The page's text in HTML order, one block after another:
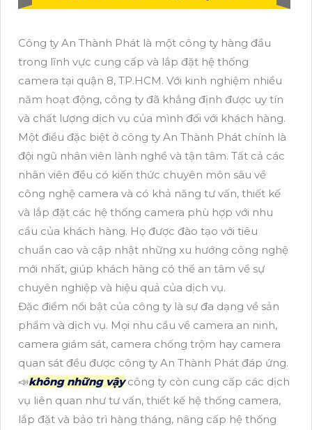
Công ty An Thành Phát là một công ty hàng đầu
trong lĩnh vực cung cấp và lắp đặt hệ thống
camera tại quận 8, TP.HCM. Với kinh nghiệm nhiều
năm hoạt động, công ty đã khẳng định được uy tín
và chất lượng dịch vụ của mình đối với khách hàng.
Một điều đặc biệt ở công ty An Thành Phát chính là
đội ngũ nhân viên lành nghề và tận tâm. Tất cả các
nhân viên đều có kiến thức chuyên môn sâu về
công nghệ camera và có khả năng tư vấn, thiết kế
và lắp đặt các hệ thống camera phù hợp với nhu
cầu của khách hàng. Họ được đào tạo với tiêu
chuẩn cao và cập nhật những xu hướng công nghệ
mới nhất, giúp khách hàng có thể an tâm về sự
chuyên nghiệp và hiệu quả của dịch vụ.
Đặc điểm nổi bật của công ty là sự đa dạng về sản
phẩm và dịch vụ. Mọi nhu cầu về camera an ninh,
camera giám sát, camera chống trộm hay camera
quan sát đều được công ty An Thành Phát đáp ứng.
📣không những vậycông ty còn cung cấp các dịch
vụ liên quan như tư vấn, thiết kế hệ thống camera,
lắp đặt và bảo trì hàng tháng, nâng cấp hệ thống